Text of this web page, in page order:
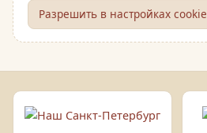
Разрешить в настройках cookie